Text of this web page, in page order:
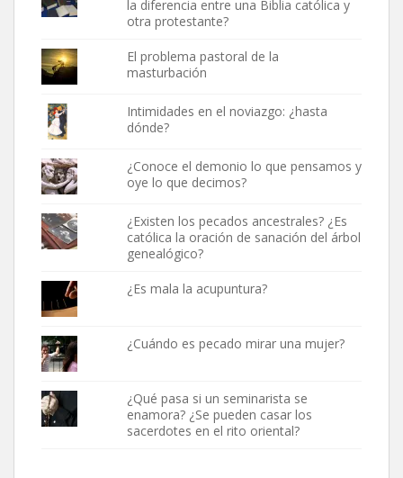
la diferencia entre una Biblia católica y
otra protestante?
El problema pastoral de la
masturbación
Intimidades en el noviazgo: ¿hasta
dónde?
¿Conoce el demonio lo que pensamos y
oye lo que decimos?
¿Existen los pecados ancestrales? ¿Es
católica la oración de sanación del árbol
genealógico?
¿Es mala la acupuntura?
¿Cuándo es pecado mirar una mujer?
¿Qué pasa si un seminarista se
enamora? ¿Se pueden casar los
sacerdotes en el rito oriental?